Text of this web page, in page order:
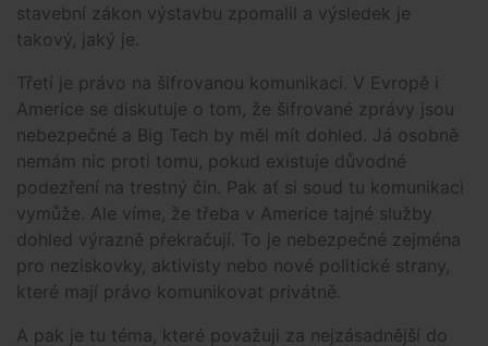
stavební zákon výstavbu zpomalil a výsledek je
takový, jaký je.
Třetí je právo na šifrovanou komunikaci. V Evropě i
Americe se diskutuje o tom, že šifrované zprávy jsou
nebezpečné a Big Tech by měl mít dohled. Já osobně
nemám nic proti tomu, pokud existuje důvodné
podezření na trestný čin. Pak ať si soud tu komunikaci
vymůže. Ale víme, že třeba v Americe tajné služby
dohled výrazně překračují. To je nebezpečné zejména
pro neziskovky, aktivisty nebo nové politické strany,
které mají právo komunikovat privátně.
A pak je tu téma, které považuji za nejzásadnější do